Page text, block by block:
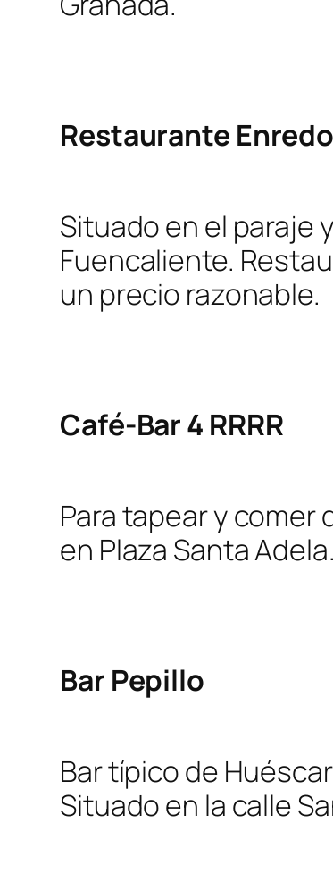
Restaurante Enredo
Situado en el paraje
Fuencaliente.
un precio razonable.
Café-Bar 4 RRRR
Para tapear y comer
en Plaza Santa Adela.
Bar Pepillo
Bar típico de
Situado en la calle